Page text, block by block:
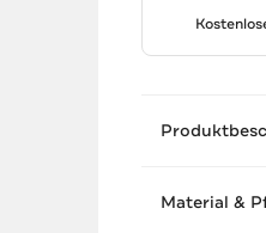
Material &